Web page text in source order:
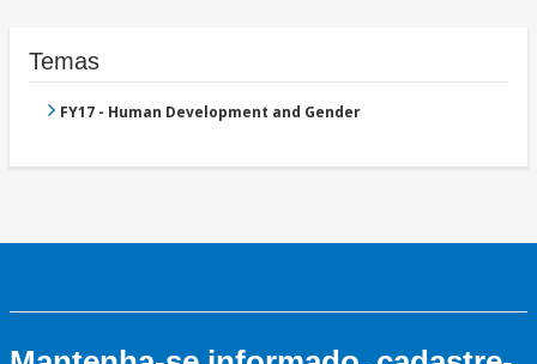
Temas
FY17 - Human Development and Gender